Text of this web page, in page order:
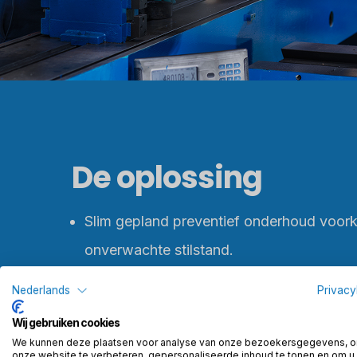
De oplossing
Slim gepland preventief onderhoud
onverwachte stilstand.
Werkorders met duidelijke taken en
handelen.
Storingsdata inzichtelijk, zodat je gericht
Nederlands
Wij gebruiken cookies
We kunnen deze plaatsen voor analyse van onze bezoekersgegevens,